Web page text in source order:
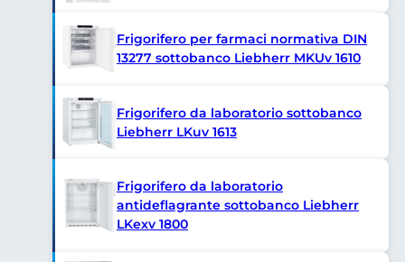
Frigorifero per farmaci normativa DIN
13277 sottobanco Liebherr MKUv 1610
Frigorifero da laboratorio sottobanco
Liebherr LKuv 1613
Frigorifero da laboratorio
antideflagrante sottobanco Liebherr
LKexv 1800